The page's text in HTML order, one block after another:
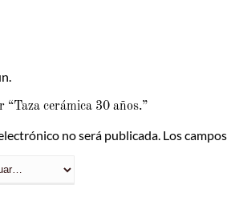
“Taza cerámica 30 años.”
no será publicada. Los